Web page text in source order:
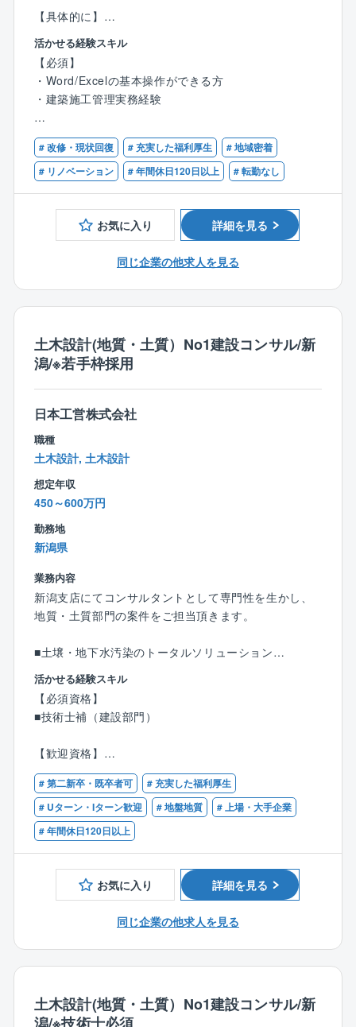
う理念に共感できる方を求めております。
同社の設計はお客様と顔を合わせる機会が多い為、自
ずと理念を実現に結びつけられる環境です。
お客様が「こんな暮らしがしたい」とイメージされて
いる空間を、自分のアイデアや工夫を盛り込んでカタ
チにできた時、お客様から喜びをダイレクトに感じる
ことができます。
■業界最高水準の高気密住宅のため、顧客希望の間取り
が可能です。
【具体的に】
■工程管理、見積作成、図面作成、原価管理、安全管理
等
⇒建設現場で作業する現場作業員の作業工程やスケジ
ュール、安全/品質/原価の管理をお任せいたします。
■各種書類作成などのデスクワーク業務
■基本的に現場への直行直帰
【同社魅力ポイント】
企業理念は「全従業員を物心両面から幸せにする心の
経営」というように従業員、お客様、地域を大切にす
る温かい社風です。
年に数回は交流行事があり、会社の雰囲気はとてもア
ットホームです。
定着率が90％以上と高く、一人ひとりの勤続年数が長
いという点にその社風が表れております。
また1888年創業という長い歴史を持ち、過去10年間で
です。
おります。
◎キャリアコンサルタント資格を持つ社長が社員全員
と面談し、社員のキャリア実現や想いの実現に向き合
◎従業員同士距離が近く、コミュニケーションをとり
やすい環境。中途入社の社員の多くは、社員間の和気
あいあいとした雰囲気から社風の良さや居心地の良さ
を感じて入社を決めております。
【建設エンジニアとしての成長を応援します】
従業員には建設エンジニアとしての成長を促してお
り、大学名誉教授を招き技術士育成講座を開講してお
が可能。技術士はもちろん、建築士や施工管理技士の
資格取得支援を続けております。
活かせる経験スキル
【必須】
・Word/Excelの基本操作ができる方
・建築施工管理実務経験
【歓迎】
・1級建築施工管理技士
・2級建築施工管理技士
# 改修・現状回復 # 充実した福利厚生
# 地域密着
# リノベーション
# 年間休日120日以上 # 転勤なし
お気に入り 詳細を見る
同じ企業の他求人を見る
土木設計(地質・土質）No1建設コンサル/新
潟/※若手枠採用
日本工営株式会社
職種
土木設計, 土木設計
想定年収
450～600万円
勤務地
新潟県
業務内容
新潟支店にてコンサルタントとして専門性を生かし、
地質・土質部門の案件をご担当頂きます。
■土壌・地下水汚染のトータルソリューション
■軟弱地盤対策
■環境振動の調査、対策の立案
■地質調査・解析 (ダム・トンネル・道路等の構造物
の地質調査)など
■働く環境について
残業時間は、時期によってばらつきはありますが、平
均して月40時間程度です。
ノー残業デーや残業時間のアラートメール配信の他、
同社では働き方改革の取り組みとして下記のような取
り組みを実施しております。
◎サテライトオフィス勤務の導入（首都圏に6カ所設
◎フレックス制度の導入（早朝勤務の奨励等も有）
◎地域限定制度の導入
「健康経営優良法人（ホワイト500）」（大規模法人部
門）に7年連続で認定！
活かせる経験スキル
【必須資格】
■技術士補（建設部門）
【歓迎資格】
■技術士（建設部門：土質及び基礎/応用理学部門：地
質）
■RCCM（土質及び基礎/地質）
【必須経験】
■地質・土質に関する分野での専門的経験
■建設コンサルタントでの経験
■大学卒以上
# 第二新卒・既卒者可
# 充実した福利厚生
# Uターン・Iターン歓迎
# 地盤地質
# 上場・大手企業
# 年間休日120日以上
お気に入り 詳細を見る
同じ企業の他求人を見る
土木設計(地質・土質）No1建設コンサル/新